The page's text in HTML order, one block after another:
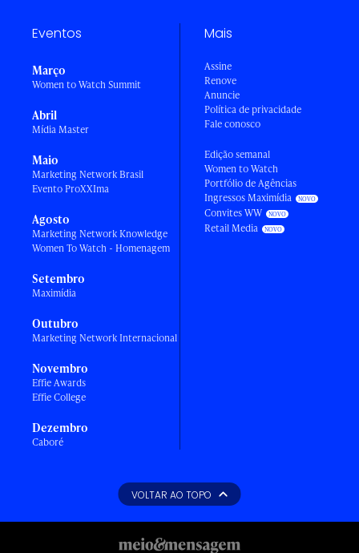
Eventos
Março
Women to Watch Summit
Abril
Mídia Master
Maio
Marketing Network Brasil
Evento ProXXIma
Agosto
Marketing Network Knowledge
Women To Watch - Homenagem
Setembro
Maximídia
Outubro
Marketing Network Internacional
Novembro
Effie Awards
Effie College
Dezembro
Caboré
Mais
Assine
Renove
Anuncie
Política de privacidade
Fale conosco
Edição semanal
Women to Watch
Portfólio de Agências
Ingressos Maximídia
Convites WW
Retail Media
VOLTAR AO TOPO